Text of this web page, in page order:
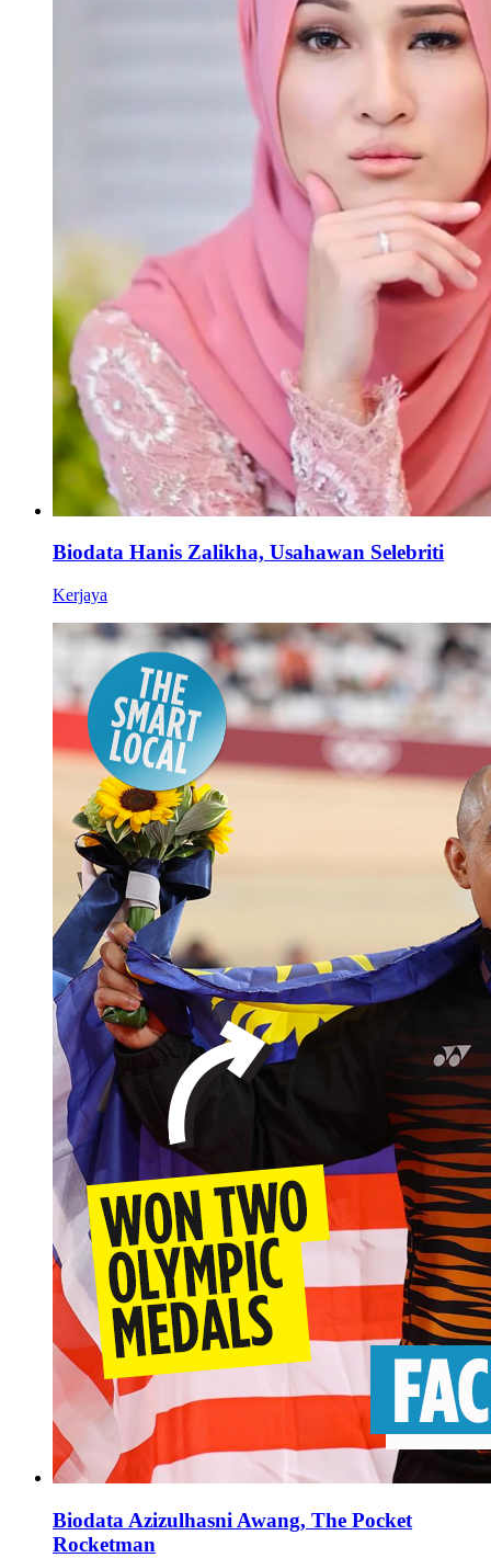
Biodata Hanis Zalikha, Usahawan Selebriti
Kerjaya
Biodata Azizulhasni Awang, The Pocket
Rocketman